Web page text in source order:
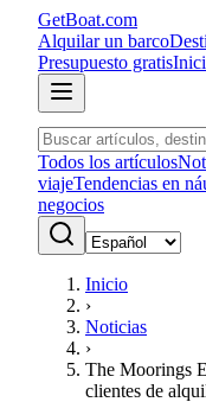
GetBoat.com
Alquilar un barco
Presupuesto gratis
Todos los artículos
viajeTendencias en
negocios
Inicio
›
Noticias
›
The Moorings
clientes de